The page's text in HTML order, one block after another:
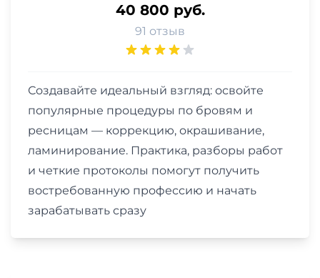
40 800 руб.
91 отзыв
Создавайте идеальный взгляд: освойте
популярные процедуры по бровям и
ресницам — коррекцию, окрашивание,
ламинирование. Практика, разборы работ
и четкие протоколы помогут получить
востребованную профессию и начать
зарабатывать сразу